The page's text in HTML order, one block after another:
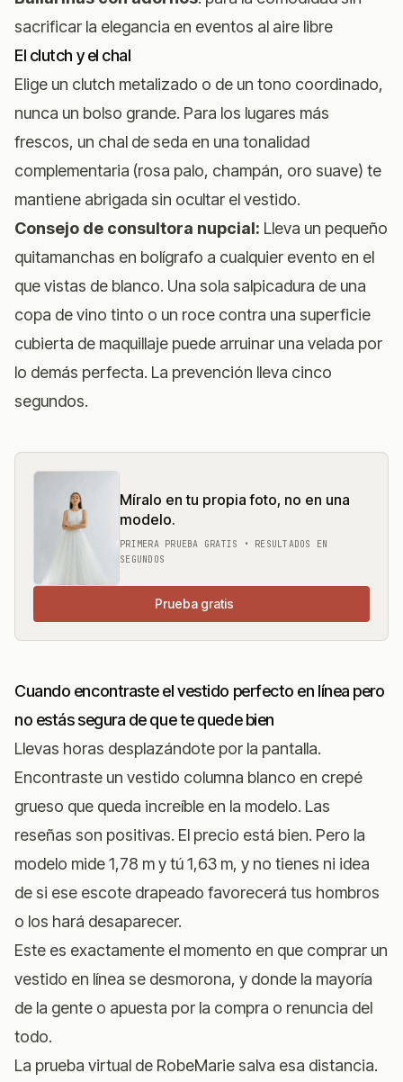
sacrificar la elegancia en eventos al aire libre
El clutch y el chal
Elige un clutch metalizado o de un tono coordinado,
nunca un bolso grande. Para los lugares más
frescos, un chal de seda en una tonalidad
complementaria (rosa palo, champán, oro suave) te
mantiene abrigada sin ocultar el vestido.
Consejo de consultora nupcial: Lleva un pequeño
quitamanchas en bolígrafo a cualquier evento en el
que vistas de blanco. Una sola salpicadura de una
copa de vino tinto o un roce contra una superficie
cubierta de maquillaje puede arruinar una velada por
lo demás perfecta. La prevención lleva cinco
segundos.
Míralo en tu propia foto, no en una
modelo.
PRIMERA PRUEBA GRATIS • RESULTADOS EN
SEGUNDOS
Prueba gratis
Cuando encontraste el vestido perfecto en línea pero
no estás segura de que te quede bien
Llevas horas desplazándote por la pantalla.
Encontraste un vestido columna blanco en crepé
grueso que queda increíble en la modelo. Las
reseñas son positivas. El precio está bien. Pero la
modelo mide 1,78 m y tú 1,63 m, y no tienes ni idea
de si ese escote drapeado favorecerá tus hombros
o los hará desaparecer.
Este es exactamente el momento en que comprar un
vestido en línea se desmorona, y donde la mayoría
de la gente o apuesta por la compra o renuncia del
todo.
La prueba virtual de RobeMarie salva esa distancia.